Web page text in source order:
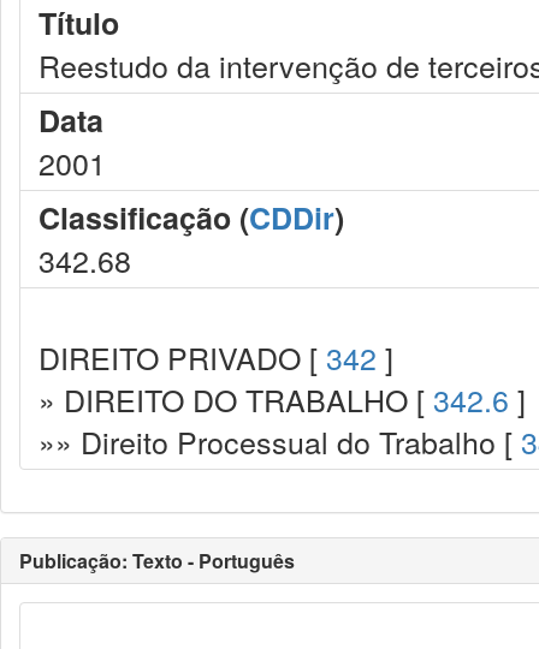
Título
Reestudo da intervenção de
Data
2001
Classificação (CDDir)
342.68
DIREITO PRIVADO [ 342 ]
» DIREITO DO TRABALHO [ 342.6 ]
»» Direito Processual do Trabalho [
Publicação: Texto - Português